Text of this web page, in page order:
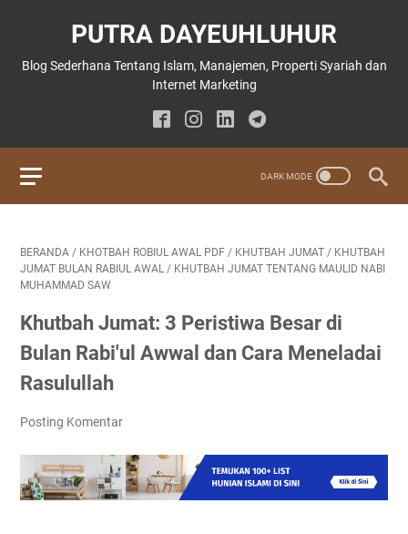
PUTRA DAYEUHLUHUR
Blog Sederhana Tentang Islam, Manajemen, Properti Syariah dan
Internet Marketing
BERANDA / KHOTBAH ROBIUL AWAL PDF / KHUTBAH JUMAT / KHUTBAH
JUMAT BULAN RABIUL AWAL / KHUTBAH JUMAT TENTANG MAULID NABI
MUHAMMAD SAW
Khutbah Jumat: 3 Peristiwa Besar di
Bulan Rabi'ul Awwal dan Cara Meneladai
Rasulullah
Posting Komentar